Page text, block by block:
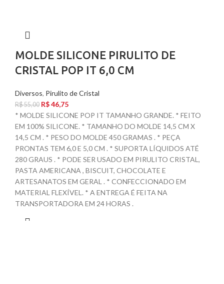
MOLDE SILICONE PIRULITO DE
CRISTAL POP IT 6,0 CM
Diversos, Pirulito de Cristal
R$55,00 R$46,75
* MOLDE SILICONE POP IT TAMANHO GRANDE. * FEITO
EM 100% SILICONE. * TAMANHO DO MOLDE 14,5 CM X
14,5 CM . * PESO DO MOLDE 450 GRAMAS . * PEÇA
PRONTAS TEM 6,0 E 5,0 CM . * SUPORTA LÍQUIDOS ATÉ
280 GRAUS . * PODE SER USADO EM PIRULITO CRISTAL,
PASTA AMERICANA , BISCUIT, CHOCOLATE E
ARTESANATOS EM GERAL . * CONFECCIONADO EM
MATERIAL FLEXÍVEL. * A ENTREGA É FEITA NA
TRANSPORTADORA EM 24 HORAS .